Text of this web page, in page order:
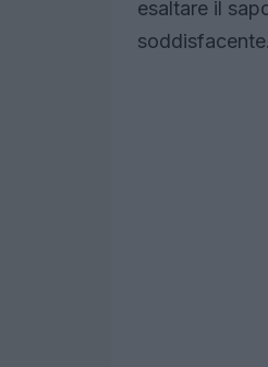
esaltare il
soddisfacente.